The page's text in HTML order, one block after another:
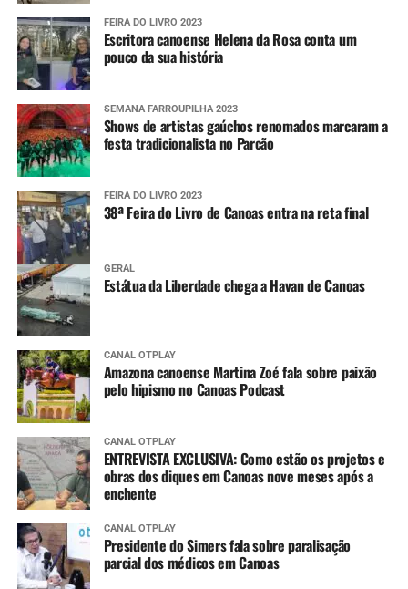
FEIRA DO LIVRO 2023
Escritora canoense Helena da Rosa conta um
pouco da sua história
SEMANA FARROUPILHA 2023
Shows de artistas gaúchos renomados marcaram a
festa tradicionalista no Parcão
FEIRA DO LIVRO 2023
38ª Feira do Livro de Canoas entra na reta final
GERAL
Estátua da Liberdade chega a Havan de Canoas
CANAL OTPLAY
Amazona canoense Martina Zoé fala sobre paixão
pelo hipismo no Canoas Podcast
CANAL OTPLAY
ENTREVISTA EXCLUSIVA: Como estão os projetos e
obras dos diques em Canoas nove meses após a
enchente
CANAL OTPLAY
Presidente do Simers fala sobre paralisação
parcial dos médicos em Canoas